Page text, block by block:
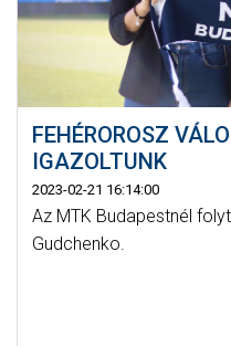
FEHÉROROSZ
IGAZOLTUNK
2023-02-21 16:14:00
Az MTK Budapestnél
Gudchenko.